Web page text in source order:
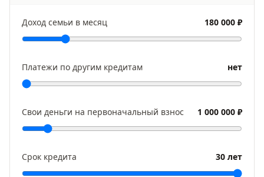
Доход семьи в месяц 180 000 ₽
Платежи по другим кредитам нет
Свои деньги на первоначальный взнос 1 000 000 ₽
Срок кредита 30 лет